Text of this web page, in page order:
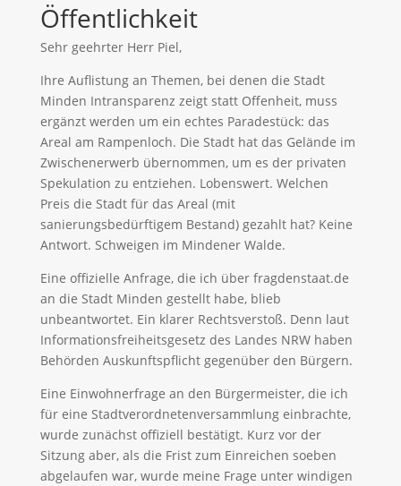
Öffentlichkeit
Sehr geehrter Herr Piel,
Ihre Auflistung an Themen, bei denen die Stadt
Minden Intransparenz zeigt statt Offenheit, muss
ergänzt werden um ein echtes Paradestück: das
Areal am Rampenloch. Die Stadt hat das Gelände im
Zwischenerwerb übernommen, um es der privaten
Spekulation zu entziehen. Lobenswert. Welchen
Preis die Stadt für das Areal (mit
sanierungsbedürftigem Bestand) gezahlt hat? Keine
Antwort. Schweigen im Mindener Walde.
Eine offizielle Anfrage, die ich über fragdenstaat.de
an die Stadt Minden gestellt habe, blieb
unbeantwortet. Ein klarer Rechtsverstoß. Denn laut
Informationsfreiheitsgesetz des Landes NRW haben
Behörden Auskunftspflicht gegenüber den Bürgern.
Eine Einwohnerfrage an den Bürgermeister, die ich
für eine Stadtverordnetenversammlung einbrachte,
wurde zunächst offiziell bestätigt. Kurz vor der
Sitzung aber, als die Frist zum Einreichen soeben
abgelaufen war, wurde meine Frage unter windigen